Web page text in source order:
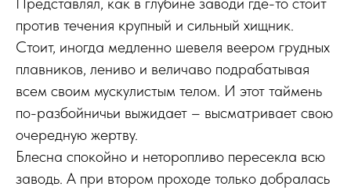
против течения крупный и сильный хищник.
Стоит, иногда медленно шевеля веером грудных
плавников, лениво и величаво подрабатывая
всем своим мускулистым телом. И этот таймень
по-разбойничьи выжидает – высматривает свою
очередную жертву.
Блесна спокойно и неторопливо пересекла всю
заводь. А при втором проходе только добралась